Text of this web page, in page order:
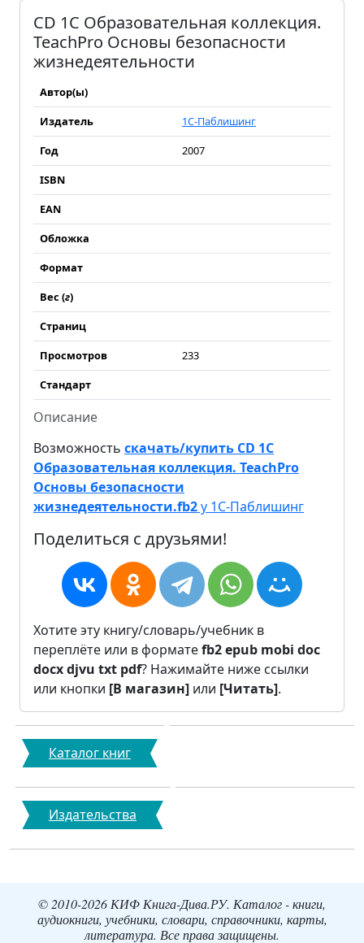
CD 1С Образовательная коллекция.
TeachPro Основы безопасности
жизнедеятельности
Автор(ы)
Издатель
1С-Паблишинг
Год
2007
ISBN
EAN
Обложка
Формат
Вес (г)
Страниц
Просмотров
233
Стандарт
Описание
Возможность скачать/купить CD 1С
Образовательная коллекция. TeachPro
Основы безопасности
жизнедеятельности.fb2у 1С-Паблишинг
Поделиться с друзьями!
Хотите эту книгу/словарь/учебник в
переплёте или в форматеfb2epub mobi doc
docxdjvu txt pdf? Нажимайте ниже ссылки
или кнопки [В магазин] или [Читать].
Каталог книг
Издательства
© 2010-2026 КИФ Книга-Дива.РУ. Каталог - книги,
аудиокниги, учебники, словари, справочники, карты,
литература. Все права защищены.